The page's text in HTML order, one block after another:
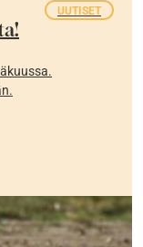
UUTISET